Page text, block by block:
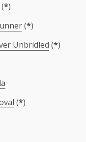
(*)
(*)
Unbridled (*)
(*)